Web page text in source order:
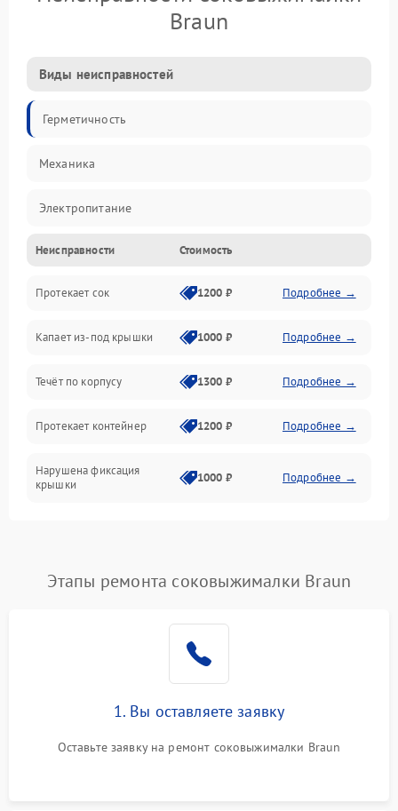
Braun
Виды неисправностей
Герметичность
Механика
Электропитание
Производительность
Неисправности Стоимость
Протекает сок 1200 ₽ Подробнее →
Капает из-под крышки 1000 ₽ Подробнее →
Течёт по корпусу 1300 ₽ Подробнее →
Протекает контейнер 1200 ₽ Подробнее →
Нарушена фиксация
крышки
1000 ₽ Подробнее →
Этапы ремонта соковыжималки Braun
1. Вы оставляете заявку
Оставьте заявку на ремонт соковыжималки Braun